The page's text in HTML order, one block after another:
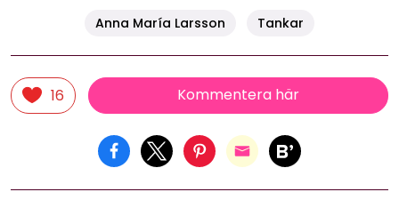
Anna María Larsson Tankar
16 Kommentera här